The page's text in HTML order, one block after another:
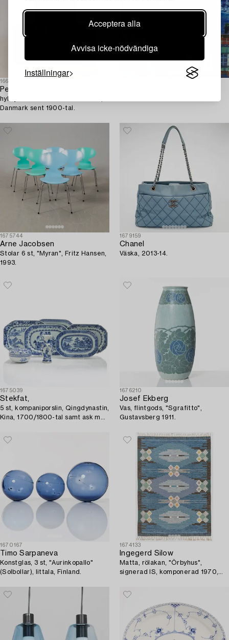
Acceptera alla
Avvisa icke-nödvändiga
Inställningar
1666858
Peter J Lassen,
hyllsystem 3 dlr Montana Møbler,
Danmark sent 1900-tal.
1675744
Arne Jacobsen
Stolar 6 st, "Myran", Fritz Hansen,
1993.
1679159
Chanel
Väska, 2013-14.
1675039
Stekfat,
5 st, kompaniporslin, Qingdynastin,
Kina, 1700/1800-tal samt ask med
1676210
Josef Ekberg
Vas, flintgods, "Sgrafitto",
Gustavsberg 1911.
1670167
Timo Sarpaneva
Konstglas, 3 st, "Aurinkopallo"
(Solbollar), Iittala, Finland.
1674133
Ingegerd Silow
Matta, rölakan, "Örbyhus",
signerad IS, komponerad 1970,